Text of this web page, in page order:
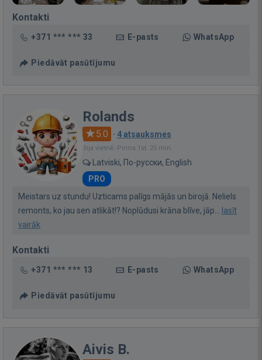
Kontakti
+371 *** *** 33 E-pasts WhatsApp
Piedāvāt pasūtījumu
Rolands
5.0 · 4 atsauksmes
Bija vietnē: Pirms 1st. 25 min.
Latviski, По-русски, English
PRO
Meistars uz stundu! Uzticams palīgs mājās un birojā. Neliels
remonts, ko jau sen atlikāt!? Noplūdusi krāna blīve, jāp... lasīt
vairāk
Kontakti
+371 *** *** 13 E-pasts WhatsApp
Piedāvāt pasūtījumu
Aivis B.